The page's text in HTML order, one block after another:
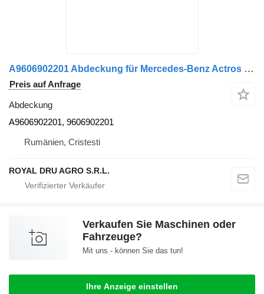
A9606902201 Abdeckung für Mercedes-Benz Actros MP4 2551 LKW
Preis auf Anfrage
Abdeckung
A9606902201, 9606902201
Rumänien, Cristesti
ROYAL DRU AGRO S.R.L.
Verkaufen Sie Maschinen oder
Fahrzeuge?
Mit uns - können Sie das tun!
Ihre Anzeige einstellen